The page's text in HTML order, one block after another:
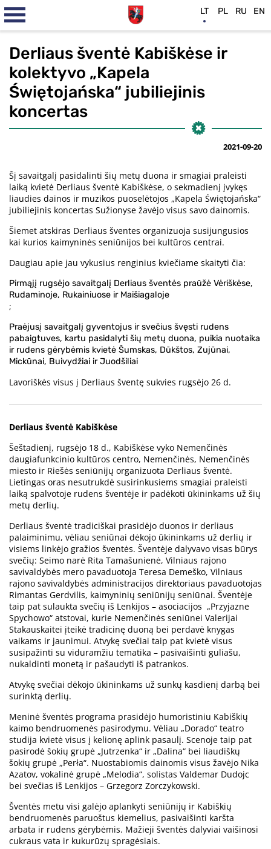
Derliaus šventė Kabiškėse ir
kolektyvo „Kapela
Świętojańska“ jubiliejinis
koncertas
2021-09-20
Šį savaitgalį pasidalinti šių metų duona ir smagiai praleisti
laiką kvietė Derliaus šventė Kabiškėse, o sekmadienį įvykęs
liaudies dainos ir muzikos puoselėtojos „Kapela Świętojańska“
jubiliejinis koncertas Sužionyse žavėjo visus savo dainomis.
Šiemet atskiras Derliaus šventes organizuoja susijungusios
kai kurios kaimyninės seniūnijos bei kultūros centrai.
Daugiau apie jau vykusius renginius kviečiame skaityti čia:
Pirmąjį rugsėjo savaitgalį Derliaus šventės praūžė Vėriškėse,
Rudaminoje, Rukainiuose ir Maišiagaloje
;
Praėjusį savaitgalį gyventojus ir svečius švęsti rudens
pabaigtuves, kartu pasidalyti šių metų duona, puikia nuotaika
ir rudens gėrybėmis kvietė Šumskas, Dūkštos, Zujūnai,
Mickūnai, Buivydžiai ir Juodšiliai
Lavoriškės visus į Derliaus šventę sukvies rugsėjo 26 d.
Derliaus šventė Kabiškėse
Šeštadienį, rugsėjo 18 d., Kabiškėse vyko Nemenčinės
daugiafunkcinio kultūros centro, Nemenčinės, Nemenčinės
miesto ir Riešės seniūnijų organizuota Derliaus šventė.
Lietingas oras nesutrukdė susirinkusiems smagiai praleisti
laiką spalvotoje rudens šventėje ir padėkoti ūkininkams už šių
metų derlių.
Derliaus šventė tradiciškai prasidėjo duonos ir derliaus
palaiminimu, vėliau seniūnai dėkojo ūkininkams už derlių ir
visiems linkėjo gražios šventės. Šventėje dalyvavo visas būrys
svečių: Seimo narė Rita Tamašunienė, Vilniaus rajono
savivaldybės mero pavaduotoja Teresa Demeško, Vilniaus
rajono savivaldybės administracijos direktoriaus pavaduotojas
Rimantas Gerdvilis, kaimyninių seniūnijų seniūnai. Šventėje
taip pat sulaukta svečių iš Lenkijos – asociacijos „Przyjazne
Spychowo“ atstovai, kurie Nemenčinės seniūnei Valerijai
Stakauskaitei įteikė tradicinę duoną bei perdavė knygas
vaikams ir jaunimui. Atvykę svečiai taip pat kvietė visus
susipažinti su viduramžiu tematika – pasivaišinti guliašu,
nukaldinti monetą ir pašaudyti iš patrankos.
Atvykę svečiai dėkojo ūkininkams už sunkų kasdienį darbą bei
surinktą derlių.
Meninė šventės programa prasidėjo humoristiniu Kabiškių
kaimo bendruomenės pasirodymu. Vėliau „Dorado“ teatro
studija kvietė visus į kelionę aplink pasaulį. Scenoje taip pat
pasirodė šokių grupė „Jutrzenka“ ir „Dalina“ bei liaudiškų
šokių grupė „Perła“. Nuostabiomis dainomis visus žavėjo Nika
Azatov, vokalinė grupė „Melodia“, solistas Valdemar Dudojc
bei svečias iš Lenkijos – Grzegorz Zorczykowski.
Šventės metu visi galėjo aplankyti seniūnijų ir Kabiškių
bendruomenės paruoštus kiemelius, pasivaišinti karšta
arbata ir rudens gėrybėmis. Mažieji šventės dalyviai vaišinosi
cukraus vata ir kukurūzų spragėsiais.
LT PL RU EN